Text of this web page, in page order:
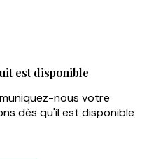
est disponible
nous votre
dès qu'il est disponible